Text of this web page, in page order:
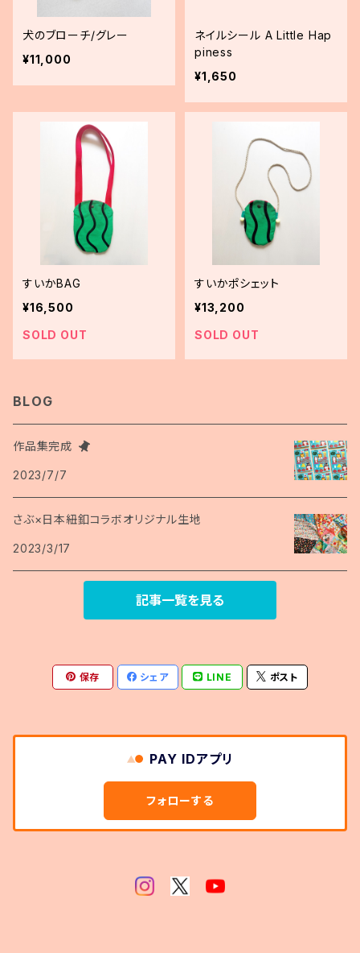
犬のブローチ/グレー
¥11,000
ネイルシール A Little Hap
piness
¥1,650
すいかBAG
¥16,500
SOLD OUT
すいかポシェット
¥13,200
SOLD OUT
BLOG
作品集完成
2023/7/7
さぶ×日本紐釦コラボオリジナル生地
2023/3/17
記事一覧を見る
保存 シェア LINE ポスト
PAY IDアプリ
フォローする